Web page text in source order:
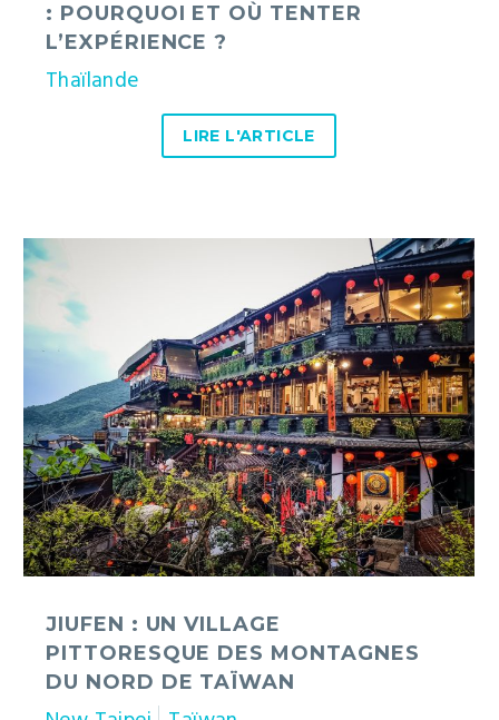
: POURQUOI ET OÙ TENTER
L’EXPÉRIENCE ?
Thaïlande
LIRE L'ARTICLE
Jiufen
:
village
pittoresque
montagnes
du
nord
de
Taïwan
JIUFEN : UN VILLAGE
PITTORESQUE DES MONTAGNES
DU NORD DE TAÏWAN